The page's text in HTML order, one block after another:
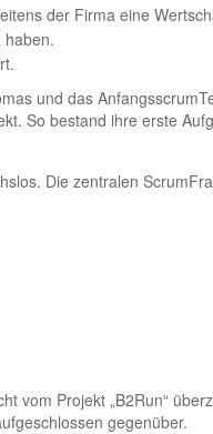
der Firma eine
haben.
und das
So bestand ihre erste
Die zentralen
vom Projekt „B2Run“
gegenüber.